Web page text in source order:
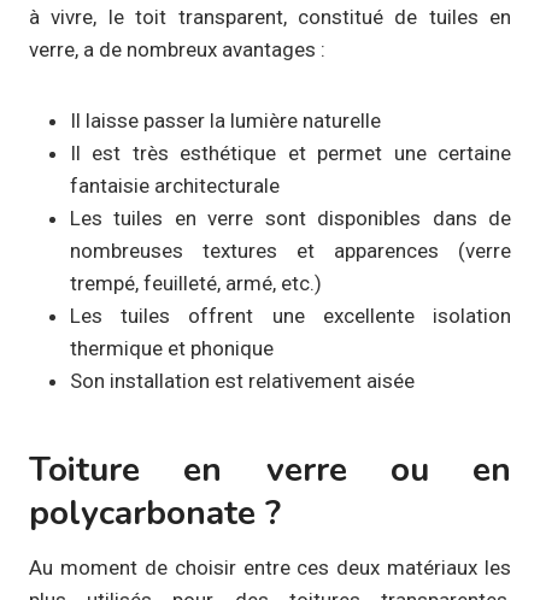
à vivre, le toit transparent, constitué de tuiles en
verre, a de nombreux avantages :
Il laisse passer la lumière naturelle
Il est très esthétique et permet une certaine
fantaisie architecturale
Les tuiles en verre sont disponibles dans de
nombreuses textures et apparences (verre
trempé, feuilleté, armé, etc.)
Les tuiles offrent une excellente isolation
thermique et phonique
Son installation est relativement aisée
Toiture en verre ou en
polycarbonate ?
Au moment de choisir entre ces deux matériaux les